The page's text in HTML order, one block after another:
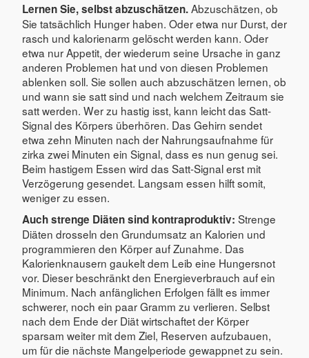
Lernen Sie, selbst abzuschätzen.Abzuschätzen, ob
Sie tatsächlich Hunger haben. Oder etwa nur Durst, der
rasch und kalorienarm gelöscht werden kann. Oder
etwa nur Appetit, der wiederum seine Ursache in ganz
anderen Problemen hat und von diesen Problemen
ablenken soll. Sie sollen auch abzuschätzen lernen, ob
und wann sie satt sind und nach welchem Zeitraum sie
satt werden. Wer zu hastig isst, kann leicht das Satt-
Signal des Körpers überhören. Das Gehirn sendet
etwa zehn Minuten nach der Nahrungsaufnahme für
zirka zwei Minuten ein Signal, dass es nun genug sei.
Beim hastigem Essen wird das Satt-Signal erst mit
Verzögerung gesendet. Langsam essen hilft somit,
weniger zu essen.
Auch strenge Diäten sind kontraproduktiv: Strenge
Diäten drosseln den Grundumsatz an Kalorien und
programmieren den Körper auf Zunahme. Das
Kalorienknausern gaukelt dem Leib eine Hungersnot
vor. Dieser beschränkt den Energieverbrauch auf ein
Minimum. Nach anfänglichen Erfolgen fällt es immer
schwerer, noch ein paar Gramm zu verlieren. Selbst
nach dem Ende der Diät wirtschaftet der Körper
sparsam weiter mit dem Ziel, Reserven aufzubauen,
um für die nächste Mangelperiode gewappnet zu sein.